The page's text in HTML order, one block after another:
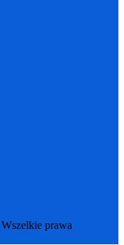
prawa